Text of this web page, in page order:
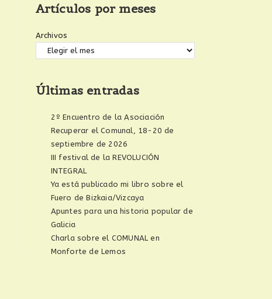
Artículos por meses
Archivos
Últimas entradas
2º Encuentro de la Asociación
Recuperar el Comunal, 18-20 de
septiembre de 2026
III festival de la REVOLUCIÓN
INTEGRAL
Ya está publicado mi libro sobre el
Fuero de Bizkaia/Vizcaya
Apuntes para una historia popular de
Galicia
Charla sobre el COMUNAL en
Monforte de Lemos